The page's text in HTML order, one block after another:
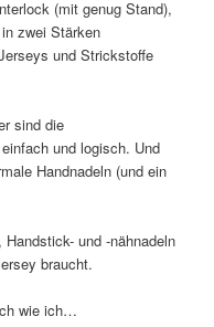
(mit genug Stand),
zwei Stärken
und Strickstoffe
sind die
und logisch. Und
Handnadeln (und ein
und -nähnadeln
braucht.
wie ich…